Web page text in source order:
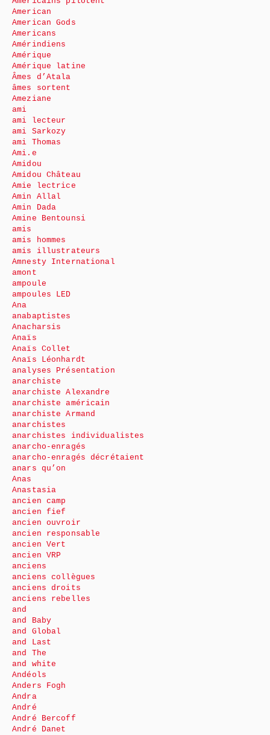
American
American Gods
Americans
Amérindiens
Amérique
Amérique latine
Âmes d’Atala
âmes sortent
Ameziane
ami
ami lecteur
ami Sarkozy
ami Thomas
Ami.e
Amidou
Amidou Château
Amie lectrice
Amin Allal
Amin Dada
Amine Bentounsi
amis
amis hommes
amis illustrateurs
Amnesty International
amont
ampoule
ampoules LED
Ana
anabaptistes
Anacharsis
Anaïs
Anaïs Collet
Anaïs Léonhardt
analyses Présentation
anarchiste
anarchiste Alexandre
anarchiste américain
anarchiste Armand
anarchistes
anarchistes individualistes
anarcho-enragés
anarcho-enragés décrétaient
anars qu’on
Anas
Anastasia
ancien camp
ancien fief
ancien ouvroir
ancien responsable
ancien Vert
ancien VRP
anciens
anciens collègues
anciens droits
anciens rebelles
and
and Baby
and Global
and Last
and The
and white
Andéols
Anders Fogh
Andra
André
André Bercoff
André Danet